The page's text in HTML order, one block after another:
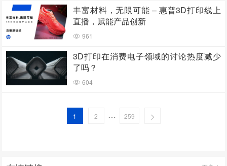
丰富材料，无限可能 – 惠普3D打印线上
直播，赋能产品创新
961
3D打印在消费电子领域的讨论热度减少
了吗？
604
1 2 … 259